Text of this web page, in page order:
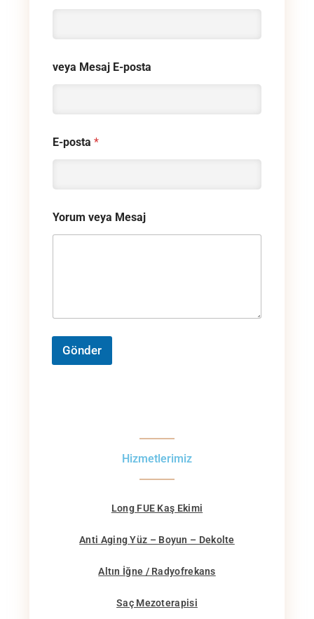
veya Mesaj E-posta
E-posta *
Yorum veya Mesaj
Gönder
Hizmetlerimiz
Long FUE Kaş Ekimi
Anti Aging Yüz – Boyun – Dekolte
Altın İğne / Radyofrekans
Saç Mezoterapisi